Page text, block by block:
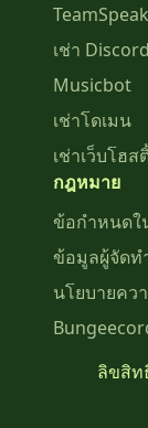
TeamSpeak
เช่า Discord
Musicbot
เช่าโดเมน
เช่าเว็บโฮส
กฎหมาย
ข้อกำหนดใ
ข้อมูลผู้จัดท
นโยบายคว
ลิขสิท